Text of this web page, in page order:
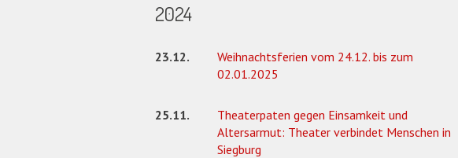
2024
23.12.
Weihnachtsferien vom 24.12. bis zum
02.01.2025
25.11.
Theaterpaten gegen Einsamkeit und
Altersarmut: Theater verbindet Menschen in
Siegburg